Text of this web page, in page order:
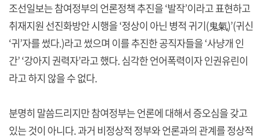
조선일보는 참여정부의 언론정책 추진을 ‘발작’이라고 표현하고
취재지원 선진화방안 시행을 ‘정상이 아닌 병적 귀기(鬼氣)’(귀신
‘귀’자를 썼다.)라고 썼으며 이를 추진한 공직자들을 ‘사냥개 인
간’ ‘강아지 권력자’라고 했다. 심각한 언어폭력이자 인권유린이
라고 하지 않을 수 없다.
분명히 말씀드리지만 참여정부는 언론에 대해서 증오심을 갖고
있는 것이 아니다. 과거 비정상적 정부와 언론과의 관계를 정상적